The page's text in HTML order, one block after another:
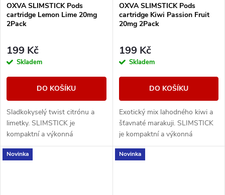
OXVA SLIMSTICK Pods
cartridge Lemon Lime 20mg
2Pack
199 Kč
Skladem
DO KOŠÍKU
Sladkokyselý twist citrónu a
limetky. SLIMSTICK je
kompaktní a výkonná
elektronická cigareta s
předplněnou cartridgí o objemu
OXVA SLIMSTICK Pods
cartridge Kiwi Passion Fruit
20mg 2Pack
199 Kč
Skladem
DO KOŠÍKU
Exotický mix lahodného kiwi a
šťavnaté marakuji. SLIMSTICK
je kompaktní a výkonná
elektronická cigareta s
předplněnou cartridgí o objemu
Novinka Novinka